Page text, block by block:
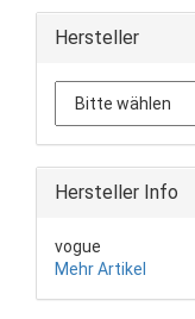
Hersteller
Hersteller Info
vogue
Mehr Artikel